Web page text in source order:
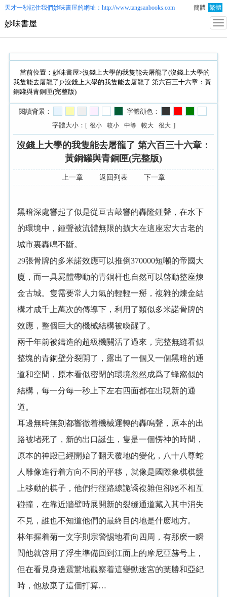
天才一秒記住我們妙味書屋的網址：http://www.tangsanbooks.com 簡體 繁體
妙味書屋
當前位置： 妙味書屋>沒錢上大學的我隻能去屠龍了(沒錢上大學的
我隻能去屠龍了)>沒錢上大學的我隻能去屠龍了 第六百三十六章：黃
銅罐與青銅匣(完整版)
閱讀背景：
字體顔色：
字體大小：[ 很小 較小 中等 較大 很大 ]
沒錢上大學的我隻能去屠龍了 第六百三十六章：
黃銅罐與青銅匣(完整版)
上一章 返回列表 下一章
黑暗深處響起了似是從亘古敲響的轟隆鍾聲，在水下
的環境中，鍾聲被流體無限的擴大在這座宏大古老的
城市裏轟鳴不斷。
29張骨牌的多米諾效應可以推倒370000短噸的帝國大
廈，而一具屍體帶動的青銅杆也自然可以啓動整座煉
金古城。隻需要常人力氣的輕輕一掰，複雜的煉金結
構才成千上萬次的傳導下，利用了類似多米諾骨牌的
效應，整個巨大的機械結構被喚醒了。
兩千年前被鑄造的超級機關活了過來，完整無縫看似
整塊的青銅壁分裂開了，露出了一個又一個黑暗的通
道和空間，原本看似密閉的環境忽然成爲了蜂窩似的
結構，每一分每一秒上下左右四面都在出現新的通
道。
耳邊無時無刻都響徹着機械運轉的轟鳴聲，原本的出
路被堵死了，新的出口誕生，隻是一個愣神的時間，
原本的神殿已經開始了翻天覆地的變化，八十八尊蛇
人雕像進行着方向不同的平移，就像是國際象棋棋盤
上移動的棋子，他們行徑路線詭谲複雜但卻絕不相互
碰撞，在靠近牆壁時展開新的裂縫通道藏入其中消失
不見，誰也不知道他們的最終目的地是什麽地方。
林年握着菊一文字則宗警惕地看向四周，有那麽一瞬
間他就啓用了浮生準備回到江面上的摩尼亞赫号上，
但在看見身邊震驚地觀察着這變動迷宮的葉勝和亞紀
時，他放棄了這個打算…